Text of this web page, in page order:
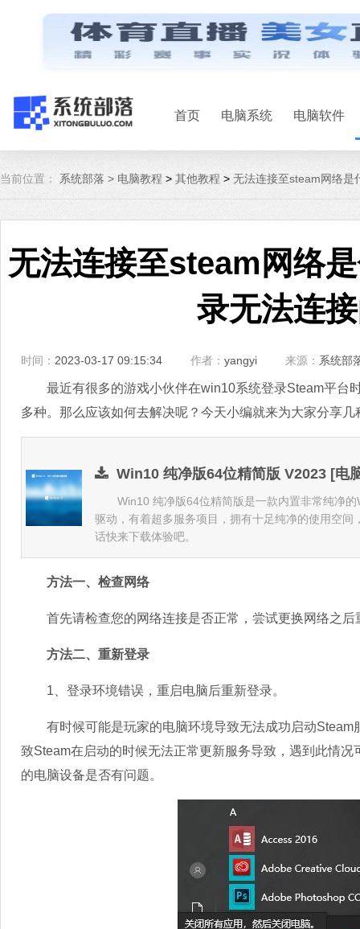
首页 电脑系统 电脑软件
当前位置： 系统部落 > 电脑教程 > 其他教程 > 无法连接至steam网络是
无法连接至steam网络
录无法连
时间： 2023-03-17 09:15:34 作者： yangyi 来源： 系统部
最近有很多的游戏小伙伴在win10系统登录Steam平台
多种。那么应该如何去解决呢？今天小编就来为大家分享
Win10 纯净版64位精简版 V2023 [电
Win10 纯净版64位精简版是一款内置非常纯净的
驱动，有着超多服务项目，拥有十足纯净的使用空间
话快来下载体验吧。
方法一、检查网络
首先请检查您的网络连接是否正常，尝试更换网络之后
方法二、重新登录
1、登录环境错误，重启电脑后重新登录。
有时候可能是玩家的电脑环境导致无法成功启动Steam
致Steam在启动的时候无法正常更新服务导致，遇到此情
的电脑设备是否有问题。